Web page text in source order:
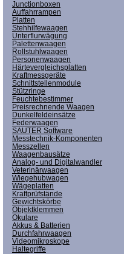
Junctionboxen
Auffahrrampen
Platten
Stehhilfewaagen
Unterflurwägung
Palettenwaagen
Rollstuhlwaagen
Personenwaagen
Härtevergleichsplatten
Kraftmessgeräte
Schnittstellenmodule
Stützringe
Feuchtebestimmer
Preisrechnende Waagen
Dunkelfeldeinsätze
Federwaagen
SAUTER Software
Messtechnik-Komponenten
Messzellen
Waagenbausätze
Analog- und Digitalwandler
Veterinärwaagen
Wiegehubwagen
Wägeplatten
Kraftprüfstände
Gewichtskörbe
Objektklemmen
Okulare
Akkus & Batterien
Durchfahrwaagen
Videomikroskope
Haltegriffe